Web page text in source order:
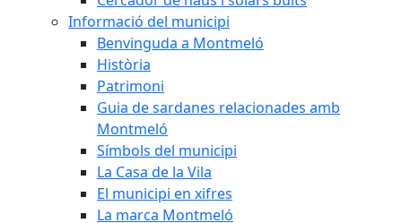
Informació del municipi
Benvinguda a Montmeló
Història
Patrimoni
Guia de sardanes relacionades amb
Montmeló
Símbols del municipi
La Casa de la Vila
El municipi en xifres
La marca Montmeló